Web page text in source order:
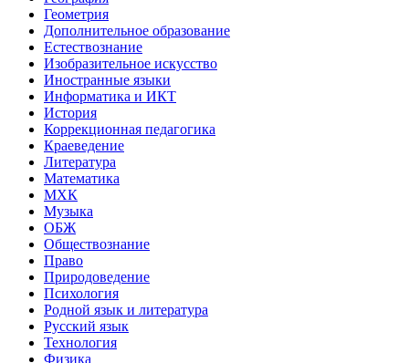
Геометрия
Дополнительное образование
Естествознание
Изобразительное искусство
Иностранные языки
Информатика и ИКТ
История
Коррекционная педагогика
Краеведение
Литература
Математика
МХК
Музыка
ОБЖ
Обществознание
Право
Природоведение
Психология
Родной язык и литература
Русский язык
Технология
Физика